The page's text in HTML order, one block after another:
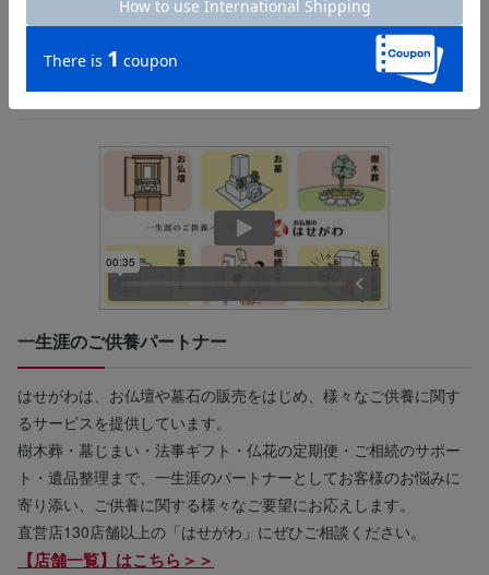
過去帳を閉じた状態でも、開いた状態でもお祀りすることができ
ます。
一生涯のご供養パートナー
はせがわは、お仏壇や墓石の販売をはじめ、様々なご供養に関す
るサービスを提供しています。
樹木葬・墓じまい・法事ギフト・仏花の定期便・ご相続のサポー
ト・遺品整理まで、一生涯のパートナーとしてお客様のお悩みに
寄り添い、ご供養に関する様々なご要望にお応えします。
直営店130店舗以上の「はせがわ」にぜひご相談ください。
【店舗一覧】はこちら＞＞